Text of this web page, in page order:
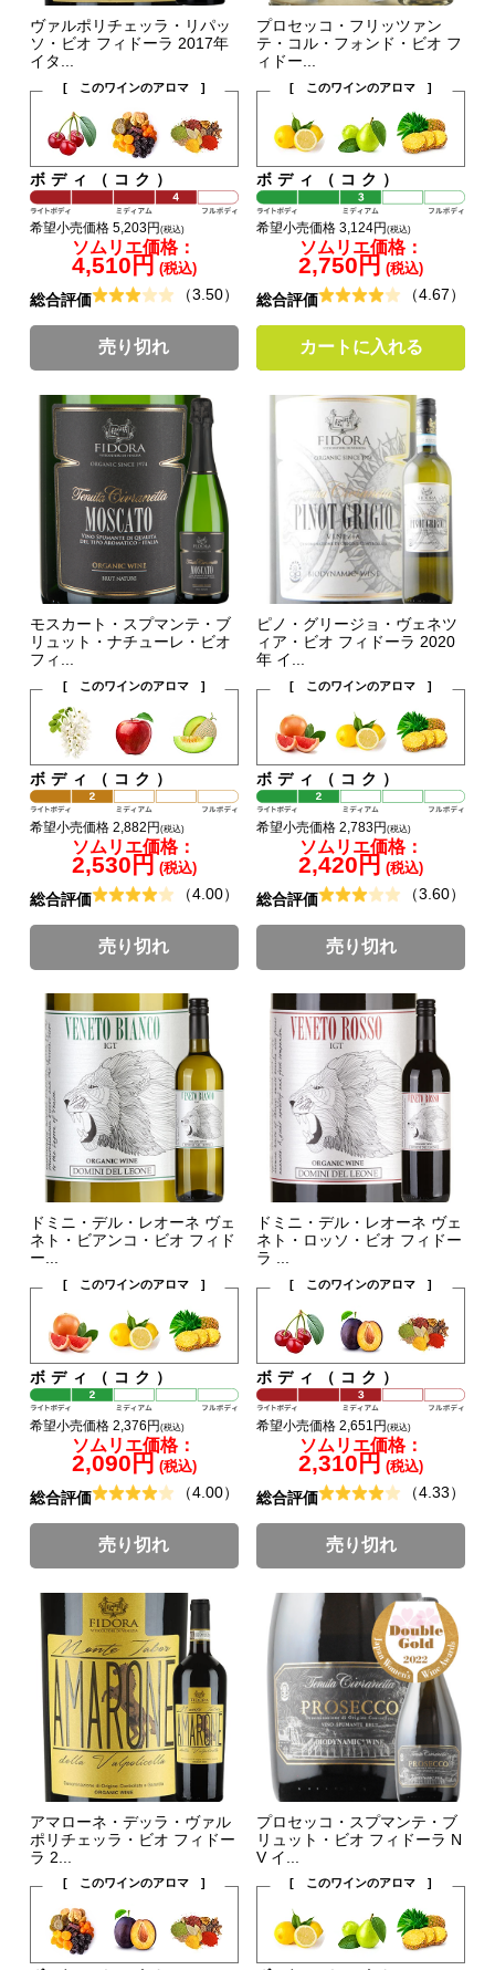
ヴァルポリチェッラ・リパッ
ソ・ビオ フィドーラ 2017年
イタ...
[ このワインのアロマ ]
ボディ（コク）
希望小売価格 5,203円 (税込)
ソムリエ価格：
4,510円 (税込)
総合評価 （3.50）
売り切れ
プロセッコ・フリッツァン
テ・コル・フォンド・ビオ フ
ィドー...
[ このワインのアロマ ]
ボディ（コク）
希望小売価格 3,124円(税込)
ソムリエ価格：
2,750円 (税込)
総合評価 （4.67）
カートに入れる
モスカート・スプマンテ・ブ
リュット・ナチューレ・ビオ
フィ...
[ このワインのアロマ ]
ボディ（コク）
希望小売価格 2,882円(税込)
ソムリエ価格：
2,530円 (税込)
総合評価 （4.00）
売り切れ
ピノ・グリージョ・ヴェネツ
ィア・ビオ フィドーラ 2020
年 イ...
[ このワインのアロマ ]
ボディ（コク）
希望小売価格 2,783円(税込)
ソムリエ価格：
2,420円 (税込)
総合評価 （3.60）
売り切れ
ドミニ・デル・レオーネ ヴェ
ネト・ビアンコ・ビオ フィド
ー...
[ このワインのアロマ ]
ボディ（コク）
希望小売価格 2,376円 (税込)
ソムリエ価格：
2,090円 (税込)
総合評価 （4.00）
売り切れ
ドミニ・デル・レオーネ ヴェ
ネト・ロッソ・ビオ フィドー
ラ ...
[ このワインのアロマ ]
ボディ（コク）
希望小売価格 2,651円(税込)
ソムリエ価格：
2,310円 (税込)
総合評価 （4.33）
売り切れ
アマローネ・デッラ・ヴァル
ポリチェッラ・ビオ フィドー
ラ 2...
[ このワインのアロマ ]
プロセッコ・スプマンテ・ブ
リュット・ビオ フィドーラ N
V イ...
[ このワインのアロマ ]